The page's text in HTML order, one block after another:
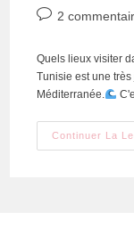
2
Quels lieux visiter
Tunisie est une
Méditerranée.
Continuer La